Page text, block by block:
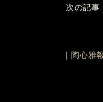
次の記事
陶心雅